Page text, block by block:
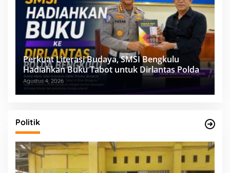
Perkuat Literasi Budaya, SMSI Bengkulu
Hadiahkan Buku Tabot untuk Dirlantas Polda
Agustus 4, 2026
Politik